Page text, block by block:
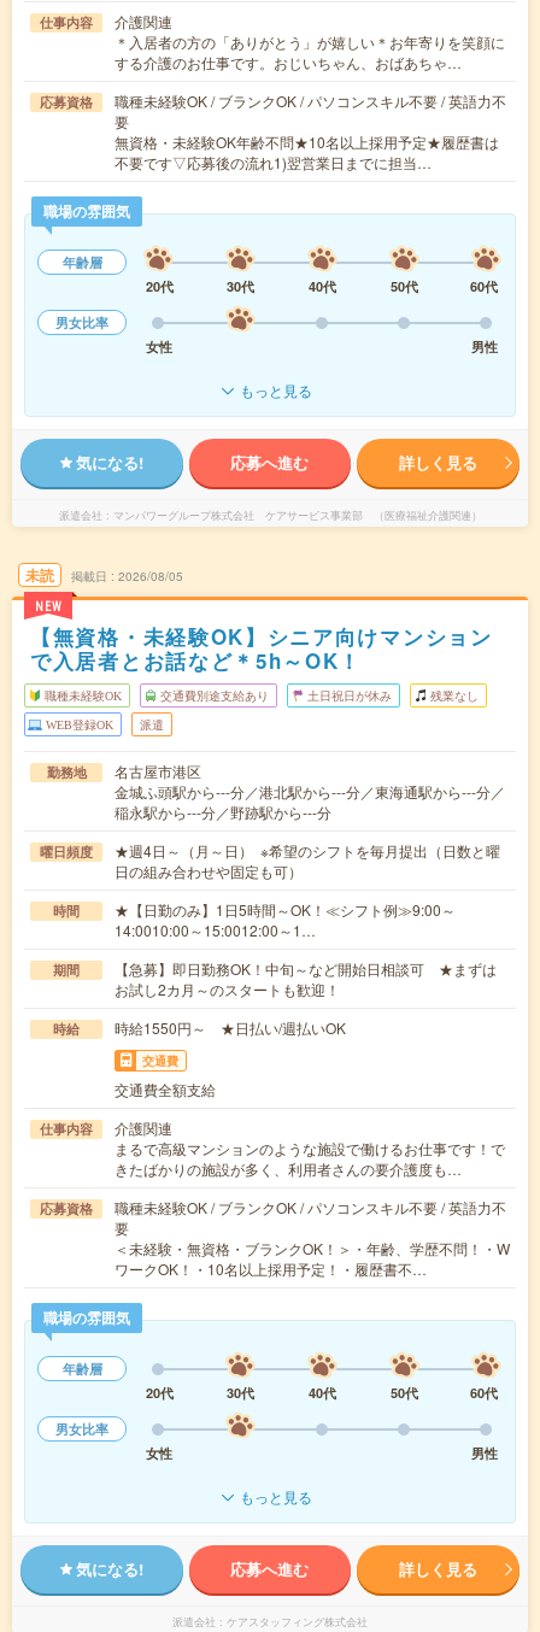
仕事内容
介護関連
＊入居者の方の「ありがとう」が嬉しい＊お年寄りを笑顔に
する介護のお仕事です。おじいちゃん、おばあちゃ…
応募資格
職種未経験OK / ブランクOK / パソコンスキル不要 / 英語力不
要
無資格・未経験OK年齢不問★10名以上採用予定★履歴書は
不要です▽応募後の流れ1)翌営業日までに担当…
職場の雰囲気
年齢層
20代
30代 40代 50代
60代
男女比率
女性
男性
もっと見る
気になる! 応募へ進む 詳しく見る
派遣会社 マンパワーグループ株式会社 ケアサービス事業部 （医療福祉介護関連）
未読
NEW
掲載日 2026/08/05
【無資格・未経験OK】シニア向けマンション
で入居者とお話など＊5h～OK！
職種未経験OK 交通費別途支給あり 土日祝日が休み 残業なし
WEB登録OK 派遣
勤務地
名古屋市港区
金城ふ頭駅から---分／港北駅から---分／東海通駅から---分／
稲永駅から---分／野跡駅から---分
曜日頻度
★週4日～（月～日） ※希望のシフトを毎月提出（日数と曜
日の組み合わせや固定も可）
時間
★【日勤のみ】1日5時間～OK！≪シフト例≫9:00～
14:0010:00～15:0012:00～1…
期間
【急募】即日勤務OK！中旬～など開始日相談可 ★まずは
お試し2カ月～のスタートも歓迎！
時給 時給1550円～ ★日払い/週払いOK
交通費
交通費全額支給
仕事内容
介護関連
まるで高級マンションのような施設で働けるお仕事です！で
きたばかりの施設が多く、利用者さんの要介護度も…
応募資格
職種未経験OK / ブランクOK / パソコンスキル不要 / 英語力不
要
＜未経験・無資格・ブランクOK！＞・年齢、学歴不問！・W
ワークOK！・10名以上採用予定！・履歴書不…
職場の雰囲気
年齢層
20代
30代 40代 50代
60代
男女比率
女性
男性
もっと見る
気になる! 応募へ進む 詳しく見る
派遣会社 ケアスタッフィング株式会社